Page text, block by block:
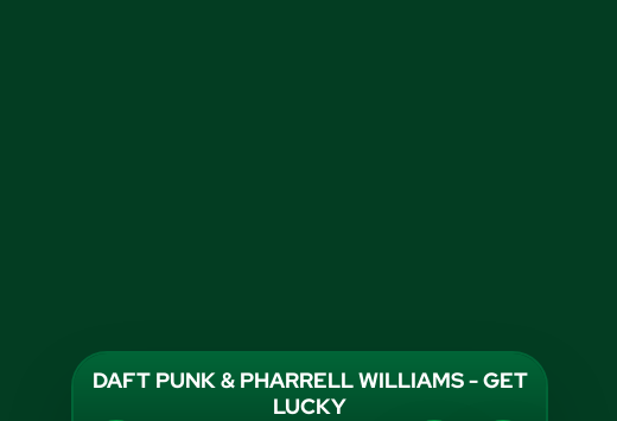
DAFT PUNK & PHARRELL WILLIAMS - GET
LUCKY